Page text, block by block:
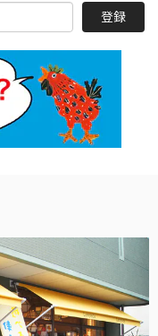
登録